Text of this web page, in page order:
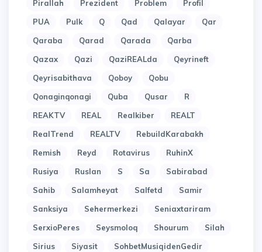
Pirallah
Prezident Problem
Profil
PUA
Pulk Q Qad Qalayar
Qar
Qaraba
Qarad Qarada
Qarba
Qazax
Qazi QaziREALda
Qeyrineft
Qeyrisabithava
Qoboy
Qobu
Qonaginqonagi
Quba Qusar
R
REAKTV
REAL Realkiber
REALT
RealTrend
REALTV
RebuildKarabakh
Remish
Reyd Rotavirus
RuhinX
Rusiya
Ruslan S Sa
Sabirabad
Sahib
Salamheyat Salfetd
Samir
Sanksiya
Sehermerkezi
Seniaxtariram
SerxioPeres
Seysmoloq Shourum
Silah
Sirius
Siyasit
SohbetMusiqidenGedir